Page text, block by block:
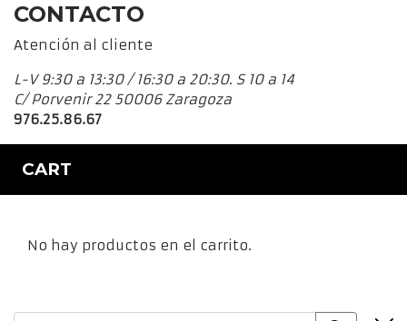
CONTACTO
Atención al cliente
L-V 9:30 a 13:30 / 16:30 a 20:30. S 10 a 14
C/ Porvenir 22 50006 Zaragoza
976.25.86.67
CART
No hay productos en el carrito.